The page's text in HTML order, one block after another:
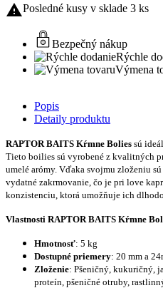
Posledné kusy v sklade 3 ks
Bezpečný nákup
Rýchle
Výmena
Popis
Detaily produktu
RAPTOR BAITS Kŕmne Bolies sú
Tieto boilies sú vyrobené z kvalitných
umelé arómy. Vďaka svojmu zloženiu
vydatné zakrmovanie, čo je pri love
konzistenciu, ktorá umožňuje ich
Vlastnosti RAPTOR BAITS Kŕmne
Hmotnosť: 5 kg
Dostupné priemery: 20 mm a
Zloženie: Pšeničný, kukuričný,
proteín, pšeničné otruby,